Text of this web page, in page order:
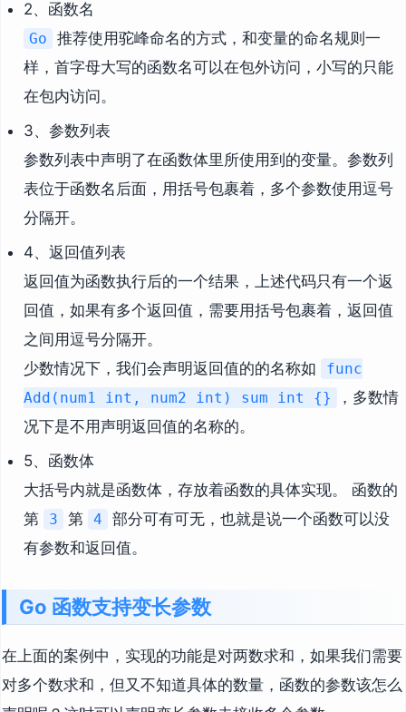
2、函数名
Go
推荐使用驼峰命名的方式，和变量的命名规则一
样，首字母大写的函数名可以在包外访问，小写的只能
在包内访问。
3、参数列表
参数列表中声明了在函数体里所使用到的变量。参数列
表位于函数名后面，用括号包裹着，多个参数使用逗号
分隔开。
4、返回值列表
返回值为函数执行后的一个结果，上述代码只有一个返
回值，如果有多个返回值，需要用括号包裹着，返回值
之间用逗号分隔开。
少数情况下，我们会声明返回值的的名称如
func
Add(num1 int, num2 int) sum int {}
，多数情
况下是不用声明返回值的名称的。
5、函数体
大括号内就是函数体，存放着函数的具体实现。 函数的
第
3 第 4
部分可有可无，也就是说一个函数可以没
有参数和返回值。
Go 函数支持变长参数
在上面的案例中，实现的功能是对两数求和，如果我们需要
对多个数求和，但又不知道具体的数量，函数的参数该怎么